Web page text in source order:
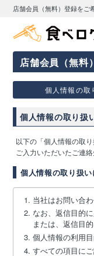
店舗会員（無料）登録をご
店舗会員（無料
個人情報の取
個人情報の取り扱
以下の「個人情報の取
ご入力いただいたご連
個人情報の取り扱
当社はお問い合
なお、返信目的
または、返信目
個人情報の利用
すべての項目に